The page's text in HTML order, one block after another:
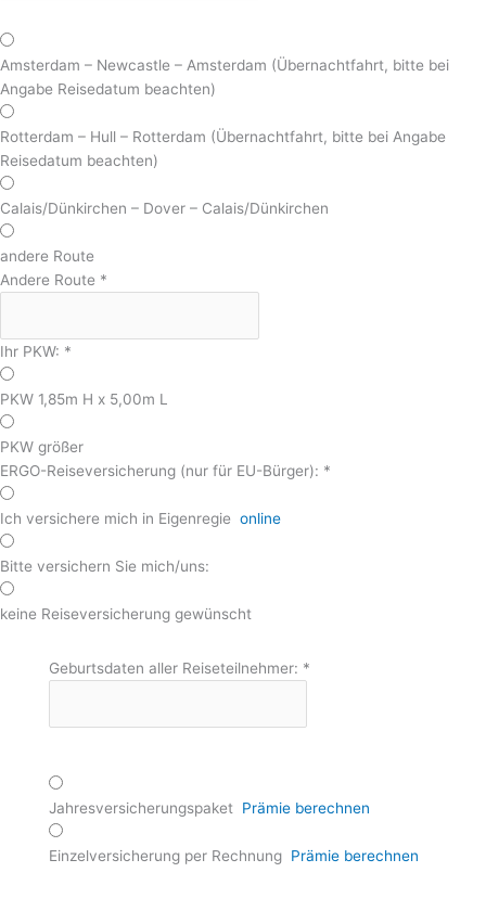
Amsterdam – Newcastle – Amsterdam (Übernachtfahrt, bitte bei
Angabe Reisedatum beachten)
Rotterdam – Hull – Rotterdam (Übernachtfahrt, bitte bei Angabe
Reisedatum beachten)
Calais/Dünkirchen – Dover – Calais/Dünkirchen
andere Route
Andere Route *
Ihr PKW: *
PKW 1,85m H x 5,00m L
PKW größer
ERGO-Reiseversicherung (nur für EU-Bürger): *
Ich versichere mich in Eigenregie online
Bitte versichern Sie mich/uns:
keine Reiseversicherung gewünscht
Geburtsdaten aller Reiseteilnehmer: *
Jahresversicherungspaket Prämie berechnen
Einzelversicherung per Rechnung Prämie berechnen